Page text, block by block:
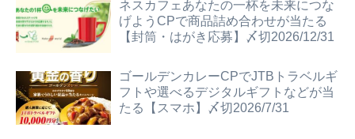
ネスカフェあなたの一杯を未来につな
げようCPで商品詰め合わせが当たる
【封筒・はがき応募】〆切2026/12/31
ゴールデンカレーCPでJTBトラベルギ
フトや選べるデジタルギフトなどが当
たる【スマホ】〆切2026/7/31